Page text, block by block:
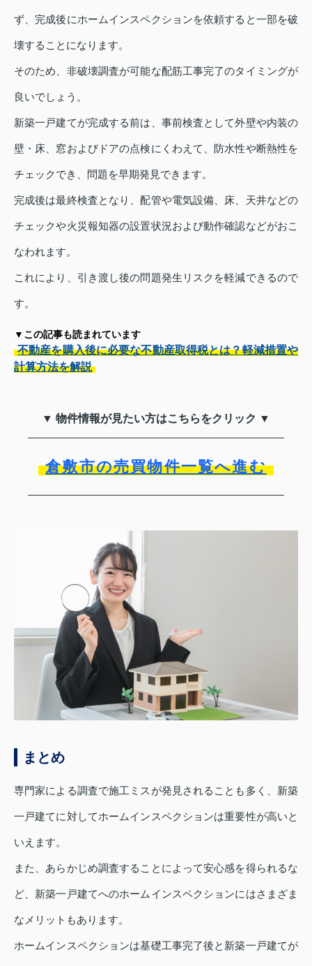
ず、完成後にホームインスペクションを依頼すると一部を破
壊することになります。
そのため、非破壊調査が可能な配筋工事完了のタイミングが
良いでしょう。
新築一戸建てが完成する前は、事前検査として外壁や内装の
壁・床、窓およびドアの点検にくわえて、防水性や断熱性を
チェックでき、問題を早期発見できます。
完成後は最終検査となり、配管や電気設備、床、天井などの
チェックや火災報知器の設置状況および動作確認などがおこ
なわれます。
これにより、引き渡し後の問題発生リスクを軽減できるので
す。
▼この記事も読まれています
不動産を購入後に必要な不動産取得税とは？軽減措置や
計算方法を解説
▼ 物件情報が見たい方はこちらをクリック ▼
倉敷市の売買物件一覧へ進む
まとめ
専門家による調査で施工ミスが発見されることも多く、新築
一戸建てに対してホームインスペクションは重要性が高いと
いえます。
また、あらかじめ調査することによって安心感を得られるな
ど、新築一戸建てへのホームインスペクションにはさまざま
なメリットもあります。
ホームインスペクションは基礎工事完了後と新築一戸建てが